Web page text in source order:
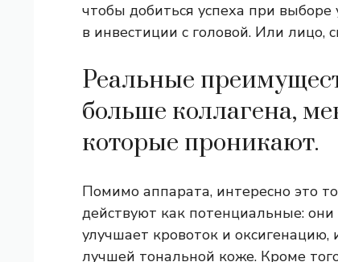
чтобы добиться успеха при выборе
в инвестиции с головой. Или лицо,
Реальные
больше коллагена,
которые проникают.
Помимо аппарата, интересно это
действуют как потенциальные:
улучшает кровоток и
лучшей тональной коже. Кроме